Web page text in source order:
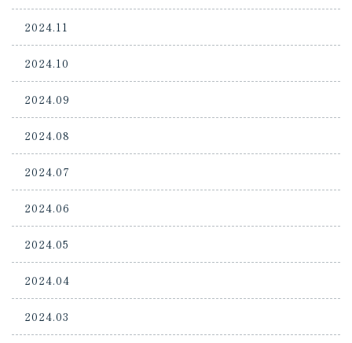
2024.11
2024.10
2024.09
2024.08
2024.07
2024.06
2024.05
2024.04
2024.03